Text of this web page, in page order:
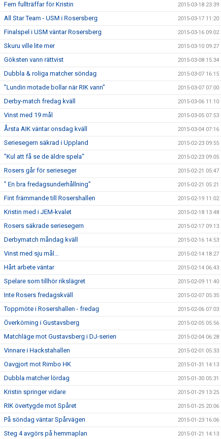
Fem fullträffar för Kristin 2015-03-18 23:39
All Star Team - USM i Rosersberg 2015-03-17 11:20
Finalspel i USM väntar Rosersberg 2015-03-16 09:02
Skuru ville lite mer 2015-03-10 09:27
Göksten vann rättvist 2015-03-08 15:34
Dubbla & roliga matcher söndag 2015-03-07 16:15
"Lundin motade bollar när RIK vann" 2015-03-07 07:00
Derby-match fredag kväll 2015-03-06 11:10
Vinst med 19 mål 2015-03-05 07:53
Årsta AIK väntar onsdag kväll 2015-03-04 07:16
Seriesegern säkrad i Uppland 2015-02-23 09:55
"Kul att få se de äldre spela" 2015-02-23 09:05
Rosers går för serieseger 2015-02-21 05:47
" En bra fredagsunderhållning" 2015-02-21 05:21
Fint främmande till Rosershallen 2015-02-19 11:02
Kristin med i JEM-kvalet 2015-02-18 13:48
Rosers säkrade seriesegern 2015-02-17 09:13
Derbymatch måndag kväll 2015-02-16 14:53
Vinst med sju mål... 2015-02-14 18:27
Hårt arbete väntar 2015-02-14 06:43
Spelare som tillhör rikslägret 2015-02-09 11:40
Inte Rosers fredagskväll 2015-02-07 05:35
Toppmöte i Rosershallen - fredag 2015-02-06 07:03
Överkörning i Gustavsberg 2015-02-05 05:56
Matchläge mot Gustavsberg i DJ-serien 2015-02-04 06:28
Vinnare i Hackstahallen 2015-02-01 05:33
Oavgjort mot Rimbo HK 2015-01-31 14:13
Dubbla matcher lördag 2015-01-30 05:31
Kristin springer vidare 2015-01-29 13:25
RIK övertygde mot Spåret 2015-01-25 20:06
På söndag väntar Spårvägen 2015-01-23 16:06
Steg 4 avgörs på hemmaplan 2015-01-21 14:13